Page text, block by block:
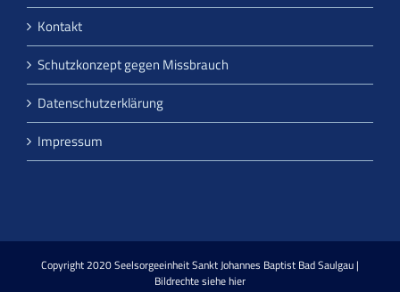
Kontakt
Schutzkonzept gegen Missbrauch
Datenschutzerklärung
Impressum
Copyright 2020 Seelsorgeeinheit Sankt Johannes Baptist Bad Saulgau |
Bildrechte siehe hier